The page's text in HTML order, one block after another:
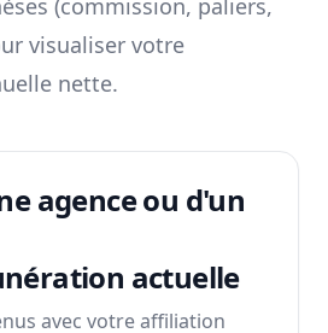
(commission, paliers,
visualiser votre
nette.
agence ou d'un
actuelle
avec votre affiliation